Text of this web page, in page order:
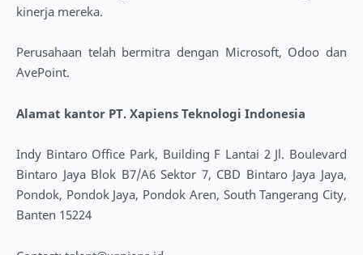
kinerja mereka.
Perusahaan telah bermitra dengan Microsoft, Odoo dan
AvePoint.
Alamat kantor PT. Xapiens Teknologi Indonesia
Indy Bintaro Office Park, Building F Lantai 2 Jl. Boulevard
Bintaro Jaya Blok B7/A6 Sektor 7, CBD Bintaro Jaya Jaya,
Pondok, Pondok Jaya, Pondok Aren, South Tangerang City,
Banten 15224